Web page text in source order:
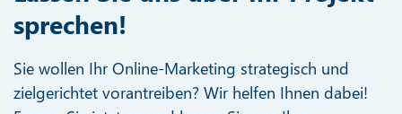
sprechen!
Sie wollen Ihr Online-Marketing strategisch und
zielgerichtet vorantreiben? Wir helfen Ihnen dabei!